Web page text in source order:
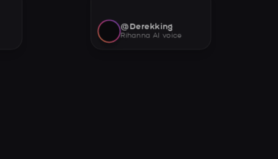
@Derekking
Rihanna AI voice